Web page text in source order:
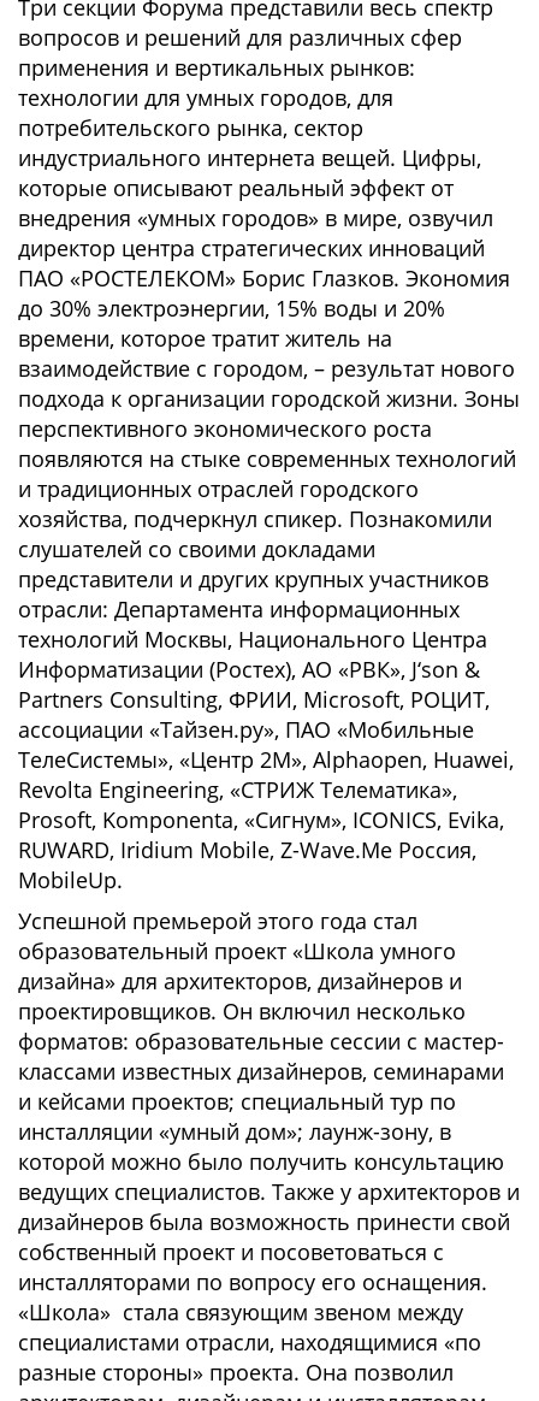
Три секции Форума представили весь спектр
вопросов и решений для различных сфер
применения и вертикальных рынков:
технологии для умных городов, для
потребительского рынка, сектор
индустриального интернета вещей. Цифры,
которые описывают реальный эффект от
внедрения «умных городов» в мире, озвучил
директор центра стратегических инноваций
ПАО «РОСТЕЛЕКОМ» Борис Глазков. Экономия
до 30% электроэнергии, 15% воды и 20%
времени, которое тратит житель на
взаимодействие с городом, – результат нового
подхода к организации городской жизни. Зоны
перспективного экономического роста
появляются на стыке современных технологий
и традиционных отраслей городского
хозяйства, подчеркнул спикер. Познакомили
слушателей со своими докладами
представители и других крупных участников
отрасли: Департамента информационных
технологий Москвы, Национального Центра
Информатизации (Ростех), АО «РВК», J‘son &
Partners Consulting, ФРИИ, Microsoft, РОЦИТ,
ассоциации «Тайзен.ру», ПАО «Мобильные
ТелеСистемы», «Центр 2М», Alphaopen, Huawei,
Revolta Engineering, «СТРИЖ Телематика»,
Prosoft, Komponenta, «Сигнум», ICONICS, Evika,
RUWARD, Iridium Mobile, Z-Wave.Me Россия,
MobileUр.
Успешной премьерой этого года стал
образовательный проект «Школа умного
дизайна» для архитекторов, дизайнеров и
проектировщиков. Он включил несколько
форматов: образовательные сессии с мастер-
классами известных дизайнеров, семинарами
и кейсами проектов; специальный тур по
инсталляции «умный дом»; лаунж-зону, в
которой можно было получить консультацию
ведущих специалистов. Также у архитекторов и
дизайнеров была возможность принести свой
собственный проект и посоветоваться с
инсталляторами по вопросу его оснащения.
«Школа» стала связующим звеном между
специалистами отрасли, находящимися «по
разные стороны» проекта. Она позволил